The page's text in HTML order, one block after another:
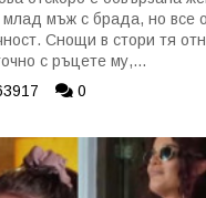
млад мъж с брада, но все
Снощи в стори тя
с ръцете му,...
0